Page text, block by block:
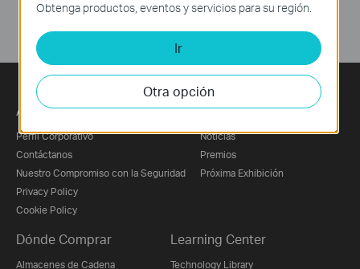
Acerca de Nosotros
Perfil Corporativo
Contáctanos
Nuestro Compromiso con la Seguridad
Privacy Policy
Cookie Policy
Prensa
Noticias
Premios
Próxima Exhibición
Dónde Comprar
Almacenes de Cadena
Learning Center
Technology Library
Obtenga productos, eventos y servicios para su región.
Ir
Otra opción